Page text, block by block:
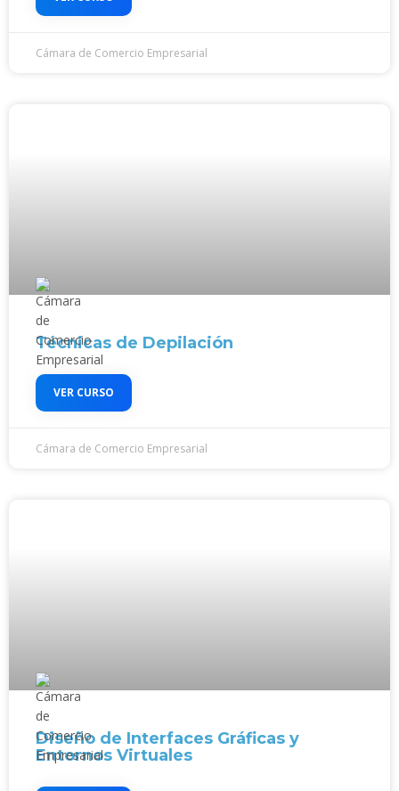
Cámara de Comercio Empresarial
Técnicas de Depilación
VER CURSO
Cámara de Comercio Empresarial
Diseño de Interfaces Gráficas y
Entornos Virtuales